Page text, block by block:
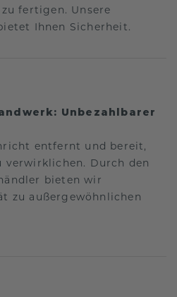
fertigen. Unsere
Ihnen Sicherheit.
Unbezahlbarer
entfernt und bereit,
verwirklichen. Durch den
bieten wir
zu außergewöhnlichen